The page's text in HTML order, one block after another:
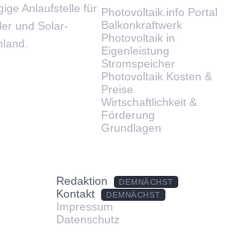
Anlaufstelle für
und Solar-
Photovoltaik.info Portal
Balkonkraftwerk
Photovoltaik in
Eigenleistung
Stromspeicher
Photovoltaik Kosten &
Preise
Wirtschaftlichkeit &
Förderung
Grundlagen
Redaktion DEMNÄCHST
Kontakt DEMNÄCHST
Impressum
Datenschutz